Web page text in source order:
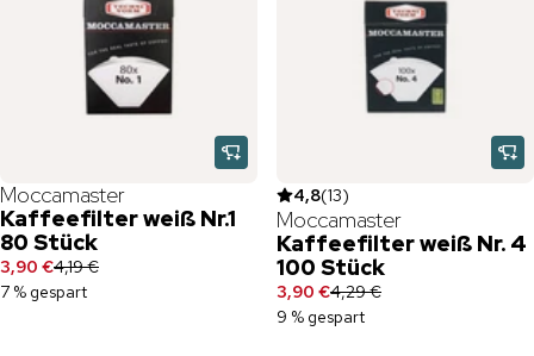
Moccamaster
Kaffeefilter weiß Nr.1
80 Stück
3,90 €4,19 €
7 % gespart
4,8(13)
Moccamaster
Kaffeefilter weiß Nr. 4
100 Stück
3,90 €4,29 €
9 % gespart